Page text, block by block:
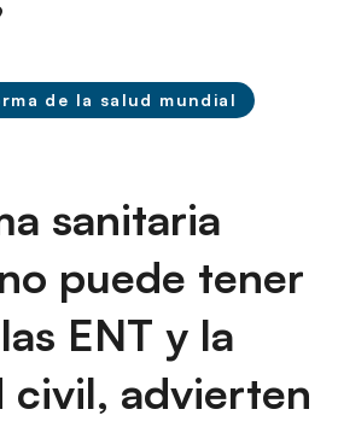
g
de la salud mundial
sanitaria
puede tener
ENT y la
civil, advierten